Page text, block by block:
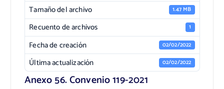
Tamaño del archivo 1.47 MB
Recuento de archivos 1
Fecha de creación 02/02/2022
Última actualización 02/02/2022
Anexo 56. Convenio 119-2021